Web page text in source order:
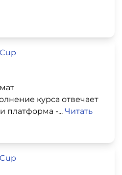
курса отвечает
платформа -... Читать